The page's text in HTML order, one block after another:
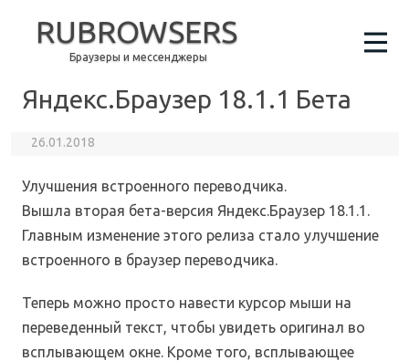
RUBROWSERS
Браузеры и мессенджеры
Яндекс.Браузер 18.1.1 Бета
26.01.2018
Улучшения встроенного переводчика.
Вышла вторая бета-версия Яндекс.Браузер 18.1.1.
Главным изменение этого релиза стало улучшение
встроенного в браузер переводчика.
Теперь можно просто навести курсор мыши на
переведенный текст, чтобы увидеть оригинал во
всплывающем окне. Кроме того, всплывающее